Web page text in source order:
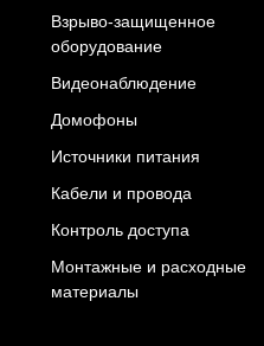
Взрыво-защищенное
оборудование
Видеонаблюдение
Домофоны
Источники питания
Кабели и провода
Контроль доступа
Монтажные и расходные
материалы